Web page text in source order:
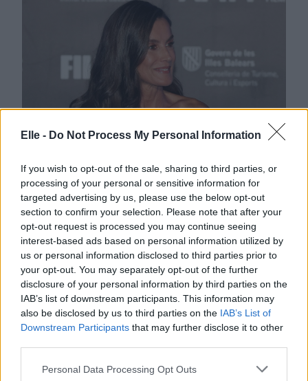
Elle - Do Not Process My Personal Information
If you wish to opt-out of the sale, sharing to third parties, or
processing of your personal or sensitive information for
targeted advertising by us, please use the below opt-out
section to confirm your selection. Please note that after your
opt-out request is processed you may continue seeing
interest-based ads based on personal information utilized by
us or personal information disclosed to third parties prior to
your opt-out. You may separately opt-out of the further
disclosure of your personal information by third parties on the
IAB’s list of downstream participants. This information may
also be disclosed by us to third parties on the IAB’s List of
Downstream Participants that may further disclose it to other
Please note that this website/app uses one or more Google
Personal Data Processing Opt Outs
Asimetrična obleka španske
kraljice, ki razkrije ravno prav in
prikrije vse nepravilnosti
Lepota